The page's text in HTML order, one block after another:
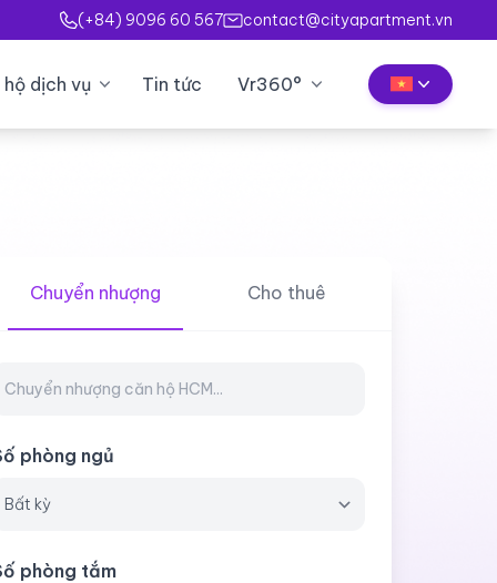
(+84) 9096 60 567 contact@cityapartment.vn
hộ dịch vụ Tin tức Vr360°
Chuyển nhượng Cho thuê
phòng ngủ
phòng tắm